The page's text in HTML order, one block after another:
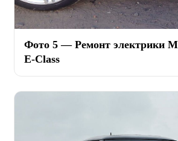
Фото 5 — Ремонт электрики
E-Class